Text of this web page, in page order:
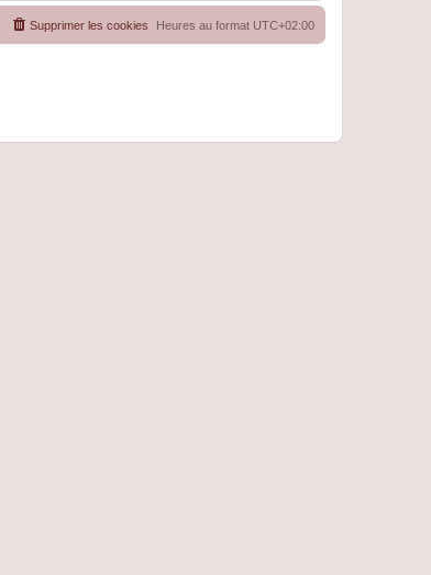
Heures au format UTC+02:00
Supprimer les cookies